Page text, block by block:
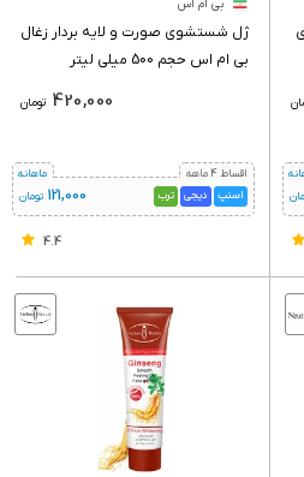
بی ام اس
ژل شستشوی صورت و لایه بردار زغال
بی ام اس حجم 500 میلی لیتر
تومان 420,000
اقساط 4 ماهه
اسنپ
دیجی ترب 121,000 تومان
ماهانه
4.4